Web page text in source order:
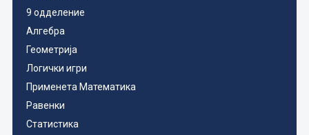
9 одделение
Алгебра
Геометрија
Логички игри
Применета Математика
Равенки
Статистика